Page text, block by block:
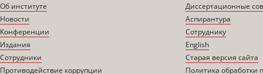
Об институте
Новости
Конференции
Издания
Сотрудники
Противодействие коррупции
Диссертационные
Аспирантура
Сотруднику
English
Старая версия сайта
Политика обработки